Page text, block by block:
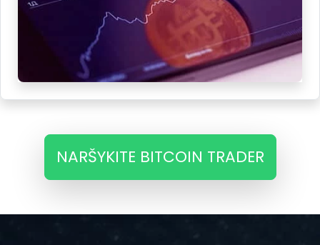
NARŠYKITE BITCOIN TRADER